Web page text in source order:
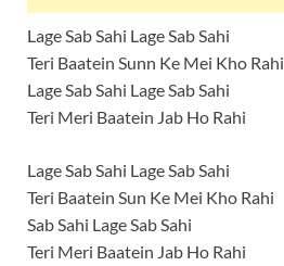
Lage Sab Sahi Lage Sab Sahi
Teri Baatein Sunn Ke Mei Kho Rahi
Lage Sab Sahi Lage Sab Sahi
Teri Meri Baatein Jab Ho Rahi
Lage Sab Sahi Lage Sab Sahi
Teri Baatein Sun Ke Mei Kho Rahi
Sab Sahi Lage Sab Sahi
Teri Meri Baatein Jab Ho Rahi